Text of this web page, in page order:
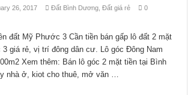
26, 2017 Đất Bình Dương ,Đất giá rẻ
0
đất Mỹ Phước 3 Cần tiền bán gấp lô đất 2 mặt
giá rẻ, vị trí đông dân cư. Lô góc Đông Nam
Xem thêm: Bán lô góc 2 mặt tiền tại Bình
nhà ở, kiot cho thuê, mở văn …